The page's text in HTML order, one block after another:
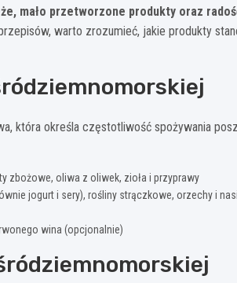
mało przetworzone produkty oraz
warto zrozumieć, jakie produkty
która określa częstotliwość spożywania
zbożowe, oliwa z oliwek, zioła i przyprawy
jogurt i sery), rośliny strączkowe, orzechy i
wina (opcjonalnie)